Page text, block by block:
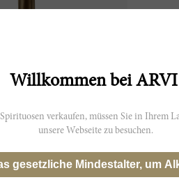
Dom Ruinart Blanc
Willkommen bei
verkaufen, müssen Sie in Ihrem
unsere Webseite zu besuchen.
gesetzliche Mindestalter, um